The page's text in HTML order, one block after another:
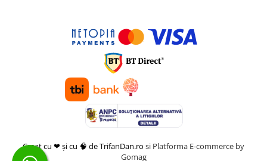
Palane si vinciuri
Masini de carotat
Carote diamantate
Echipamente pentru taiere
Creat cu ❤ și cu 🧠 de TrifanDan.ro si Platforma E-commerce by
Gomag